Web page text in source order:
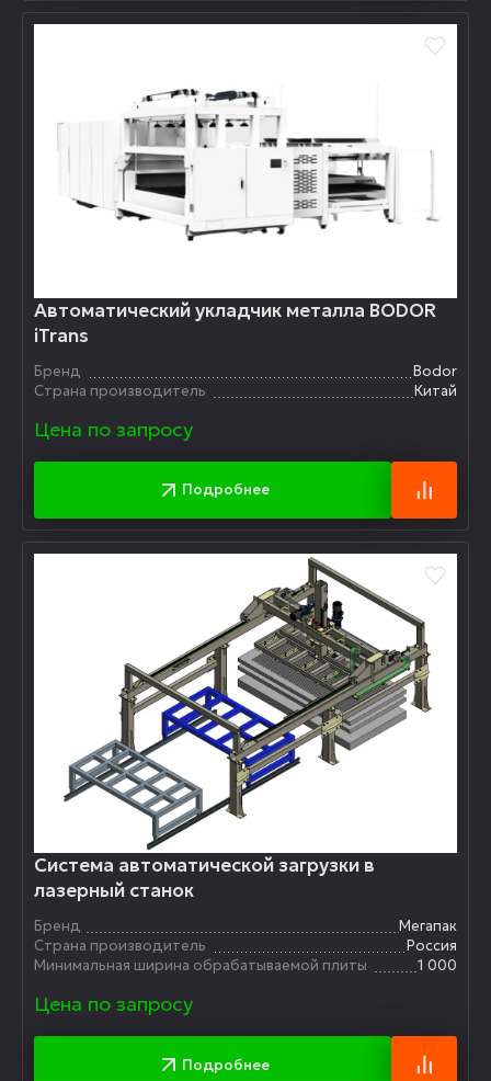
Автоматический укладчик металла BODOR
iTrans
Бренд
Bodor
Страна производитель
Китай
Цена по запросу
Подробнее
Система автоматической загрузки в
лазерный станок
Бренд
Мегапак
Страна производитель
Россия
Минимальная ширина обрабатываемой плиты
1 000
Цена по запросу
Подробнее